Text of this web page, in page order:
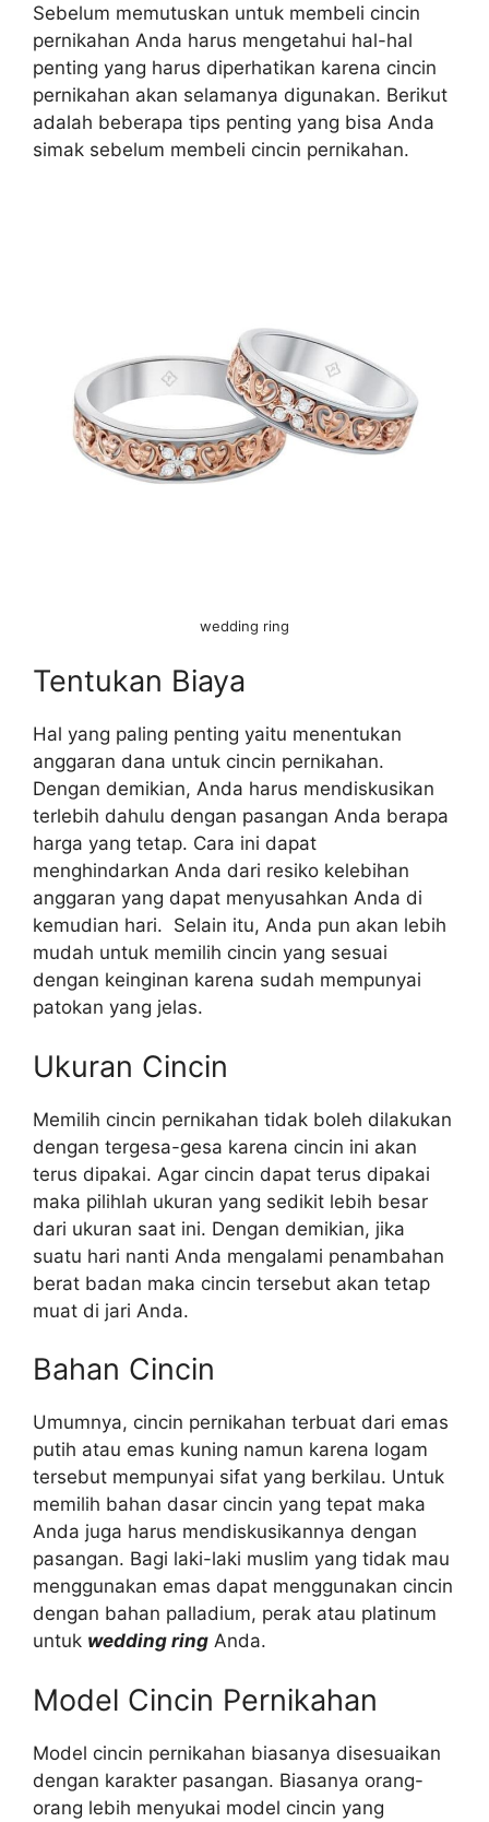
Sebelum memutuskan untuk membeli cincin
pernikahan Anda harus mengetahui hal-hal
penting yang harus diperhatikan karena cincin
pernikahan akan selamanya digunakan. Berikut
adalah beberapa tips penting yang bisa Anda
simak sebelum membeli cincin pernikahan.
wedding ring
Tentukan Biaya
Hal yang paling penting yaitu menentukan
anggaran dana untuk cincin pernikahan.
Dengan demikian, Anda harus mendiskusikan
terlebih dahulu dengan pasangan Anda berapa
harga yang tetap. Cara ini dapat
menghindarkan Anda dari resiko kelebihan
anggaran yang dapat menyusahkan Anda di
kemudian hari. Selain itu, Anda pun akan lebih
mudah untuk memilih cincin yang sesuai
dengan keinginan karena sudah mempunyai
patokan yang jelas.
Ukuran Cincin
Memilih cincin pernikahan tidak boleh dilakukan
dengan tergesa-gesa karena cincin ini akan
terus dipakai. Agar cincin dapat terus dipakai
maka pilihlah ukuran yang sedikit lebih besar
dari ukuran saat ini. Dengan demikian, jika
suatu hari nanti Anda mengalami penambahan
berat badan maka cincin tersebut akan tetap
muat di jari Anda.
Bahan Cincin
Umumnya, cincin pernikahan terbuat dari emas
putih atau emas kuning namun karena logam
tersebut mempunyai sifat yang berkilau. Untuk
memilih bahan dasar cincin yang tepat maka
Anda juga harus mendiskusikannya dengan
pasangan. Bagi laki-laki muslim yang tidak mau
menggunakan emas dapat menggunakan cincin
dengan bahan palladium, perak atau platinum
untuk wedding ring Anda.
Model Cincin Pernikahan
Model cincin pernikahan biasanya disesuaikan
dengan karakter pasangan. Biasanya orang-
orang lebih menyukai model cincin yang